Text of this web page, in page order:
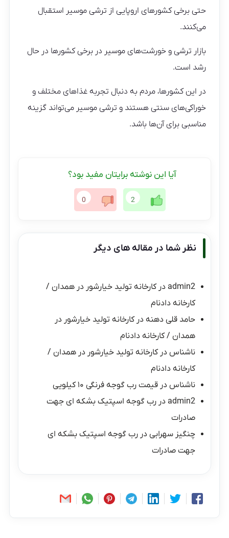
حتی برخی کشورهای اروپایی از ترشی موسیر استقبال
می‌کنند.
بازار ترشی و خورشت‌های موسیر در برخی کشورها در حال
رشد است.
در این کشورها، مردم به دنبال تجربه غذاهای مختلف و
خوراکی‌های سنتی هستند و ترشی موسیر می‌تواند گزینه
مناسبی برای آن‌ها باشد.
آیا این نوشته برایتان مفید بود؟
2
0
نظر شما در مقاله های دیگر
admin2 درکارخانه تولید خیارشور در همدان /
کارخانه دادنام
حامد قلی دهنه درکارخانه تولید خیارشور در
همدان / کارخانه دادنام
ناشناس درکارخانه تولید خیارشور در همدان /
کارخانه دادنام
ناشناس درقیمت رب گوجه فرنگی ۱۰ کیلویی
admin2 دررب گوجه اسپتیک بشکه ای جهت
صادرات
چنگیز سهرابی دررب گوجه اسپتیک بشکه ای
جهت صادرات